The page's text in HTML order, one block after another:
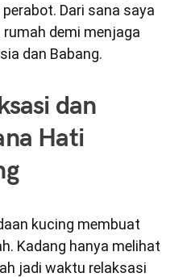
Dari sana saya
demi menjaga
dan Babang.
dan
Hati
kucing membuat
Kadang hanya melihat
jadi waktu relaksasi